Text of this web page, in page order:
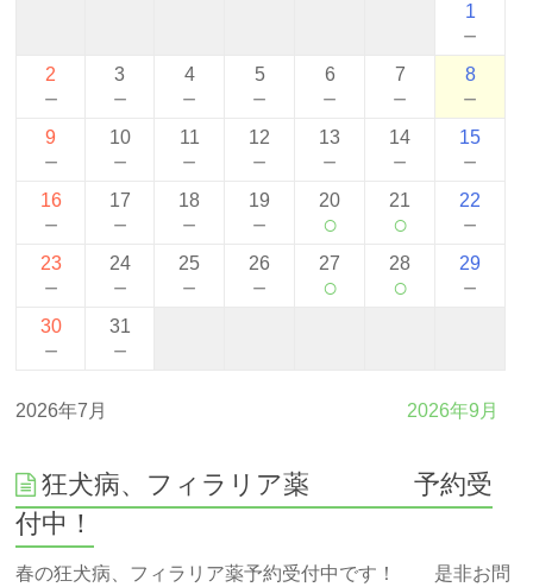
1
－
2
－
3
－
4
－
5
－
6
－
7
－
8
－
9
－
10
－
11
－
12
－
13
－
14
－
15
－
16
－
17
－
18
－
19
－
20
○
21
○
22
－
23
－
24
－
25
－
26
－
27
○
28
○
29
－
30
－
31
－
2026年7月 2026年9月
狂犬病、フィラリア薬 予約受
付中！
春の狂犬病、フィラリア薬予約受付中です！ 是非お問